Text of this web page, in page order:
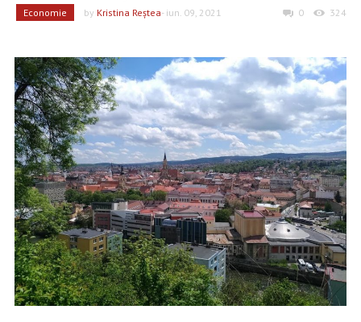
Economie by Kristina Reştea- iun. 09, 2021 0 324